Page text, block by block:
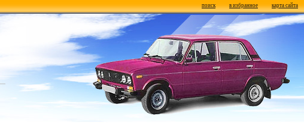
поиск в избранное карта сайта